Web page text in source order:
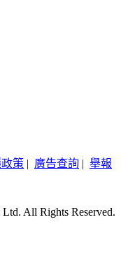
策 | 廣告查詢 | 舉報
All Rights Reserved.